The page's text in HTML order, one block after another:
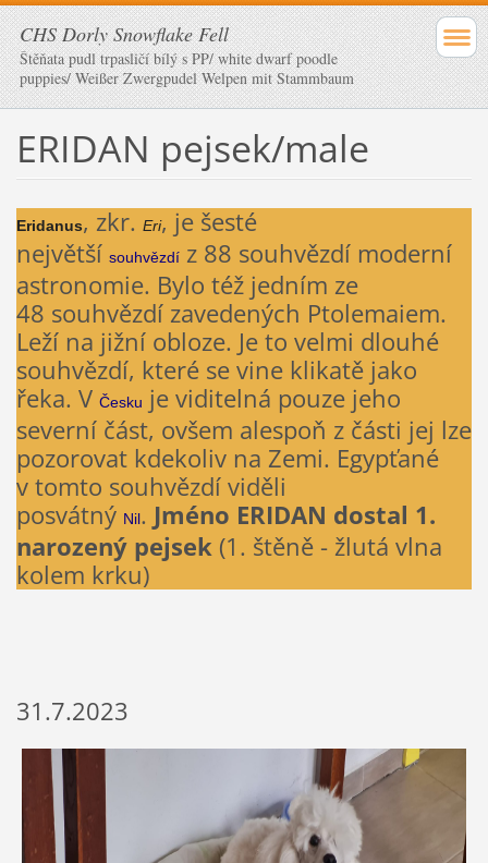
CHS Dorly Snowflake Fell
Štěňata pudl trpasličí bílý s PP/ white dwarf poodle
puppies/ Weißer Zwergpudel Welpen mit Stammbaum
ERIDAN pejsek/male
Eridanus, zkr. Eri, je šesté
největší souhvězdíz 88 souhvězdí moderní
astronomie. Bylo též jedním ze
48 souhvězdí zavedených Ptolemaiem.
Leží na jižní obloze. Je to velmi dlouhé
souhvězdí, které se vine klikatě jako
řeka. V Česku je viditelná pouze jeho
severní část, ovšem alespoň z části jej lze
pozorovat kdekoliv na Zemi. Egypťané
v tomto souhvězdí viděli
posvátný Nil. Jméno ERIDAN dostal 1.
narozený pejsek (1. štěně - žlutá vlna
kolem krku)
31.7.2023